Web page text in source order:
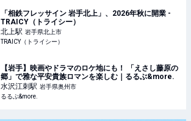
「相鉄フレッサイン 岩手北上」、2026年秋に開業 -
TRAICY（トライシー）
北上駅 岩手県北上市
TRAICY（トライシー）
【岩手】映画やドラマのロケ地にも！ 「えさし藤原の
郷」で雅な平安貴族ロマンを楽しむ｜るるぶ&more.
水沢江刺駅 岩手県奥州市
るるぶ&more.